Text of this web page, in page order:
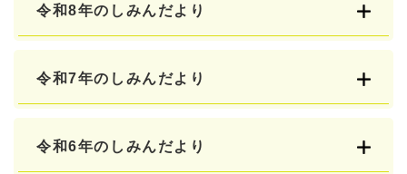
令和8年のしみんだより
令和7年のしみんだより
令和6年のしみんだより